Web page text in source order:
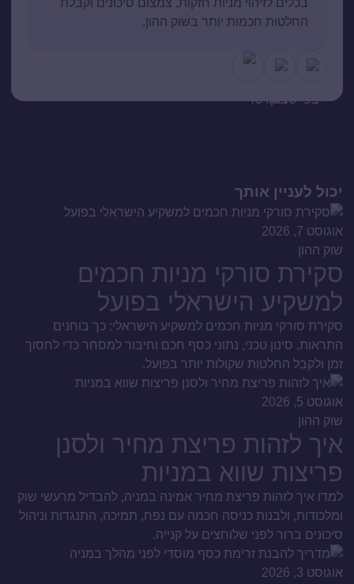
בכלים לזיהוי מניות חזקות, צמצום סיכונים וקבלת
החלטות חכמות יותר בשוק ההון.
יכול לעניין אותך
אוגוסט 7, 2026
שוק ההון
סקירת סורקי מניות חכמים
למשקיע הישראלי בפועל
סקירת סורקי מניות חכמים למשקיע הישראלי: כך בוחנים
התראות, סינון טכני, נתוני כסף חכם וחיבור למסחר כדי לחסוך
זמן ולקבל החלטות שקולות יותר בפועל.
אוגוסט 5, 2026
שוק ההון
איך לזהות פריצת מחיר ולסנן
פריצות שווא במניות
למדו איך לזהות פריצת מחיר אמינה במניה, להבדיל מרעשי שוק
ומלכודות, ולבנות כניסה חכמה עם נפח, תמיכה, התנגדות וניהול
סיכונים ברור לפני שלוחצים על קנייה.
אוגוסט 3, 2026